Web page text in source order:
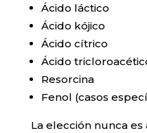
Ácido láctico
Ácido kójico
Ácido cítrico
Ácido
Resorcina
Fenol (casos
La elección nunca es